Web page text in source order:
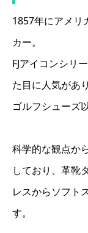
1857年にアメリ
カー。
FJアイコンシリ
た目に人気があ
ゴルフシューズ
科学的な観点か
しており、革靴
レスからソフト
す。